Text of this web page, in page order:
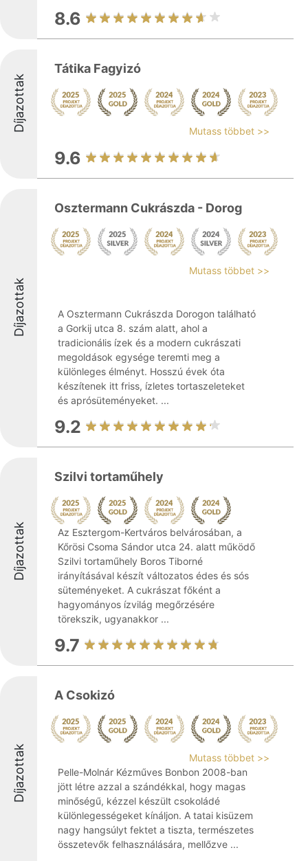
8.6
Díjazottak
Tátika Fagyizó
Mutass többet >>
9.6
Díjazottak
Osztermann Cukrászda - Dorog
Mutass többet >>
A Osztermann Cukrászda Dorogon található
a Gorkij utca 8. szám alatt, ahol a
tradicionális ízek és a modern cukrászati
megoldások egysége teremti meg a
különleges élményt. Hosszú évek óta
készítenek itt friss, ízletes tortaszeleteket
és aprósüteményeket. ...
9.2
Díjazottak
Szilvi tortaműhely
Az Esztergom-Kertváros belvárosában, a
Kőrösi Csoma Sándor utca 24. alatt működő
Szilvi tortaműhely Boros Tiborné
irányításával készít változatos édes és sós
süteményeket. A cukrászat főként a
hagyományos ízvilág megőrzésére
törekszik, ugyanakkor ...
9.7
Díjazottak
A Csokizó
Mutass többet >>
Pelle-Molnár Kézműves Bonbon 2008-ban
jött létre azzal a szándékkal, hogy magas
minőségű, kézzel készült csokoládé
különlegességeket kínáljon. A tatai kisüzem
nagy hangsúlyt fektet a tiszta, természetes
összetevők felhasználására, mellőzve ...